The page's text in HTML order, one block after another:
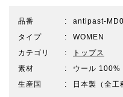
品番
antipast-
タイプ
WOMEN
カテゴリ
トップス
素材
ウール 100%
生産国
日本製（全工